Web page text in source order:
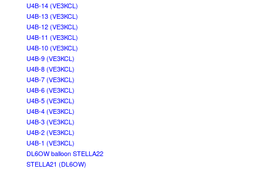
U4B-14 (VE3KCL)
U4B-13 (VE3KCL)
U4B-12 (VE3KCL)
U4B-11 (VE3KCL)
U4B-10 (VE3KCL)
U4B-9 (VE3KCL)
U4B-8 (VE3KCL)
U4B-7 (VE3KCL)
U4B-6 (VE3KCL)
U4B-5 (VE3KCL)
U4B-4 (VE3KCL)
U4B-3 (VE3KCL)
U4B-2 (VE3KCL)
U4B-1 (VE3KCL)
DL6OW balloon STELLA22
STELLA21 (DL6OW)